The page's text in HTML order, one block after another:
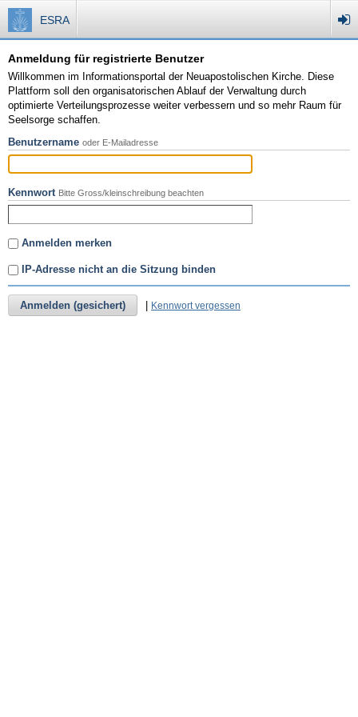
ESRA
Anmeldung für registrierte Benutzer
Willkommen im Informationsportal der Neuapostolischen Kirche. Diese
Plattform soll den organisatorischen Ablauf der Verwaltung durch
optimierte Verteilungsprozesse weiter verbessern und so mehr Raum für
Seelsorge schaffen.
Benutzername oder E-Mailadresse
Kennwort Bitte Gross/kleinschreibung beachten
Anmelden merken
IP-Adresse nicht an die Sitzung binden
Anmelden (gesichert) Kennwort vergessen